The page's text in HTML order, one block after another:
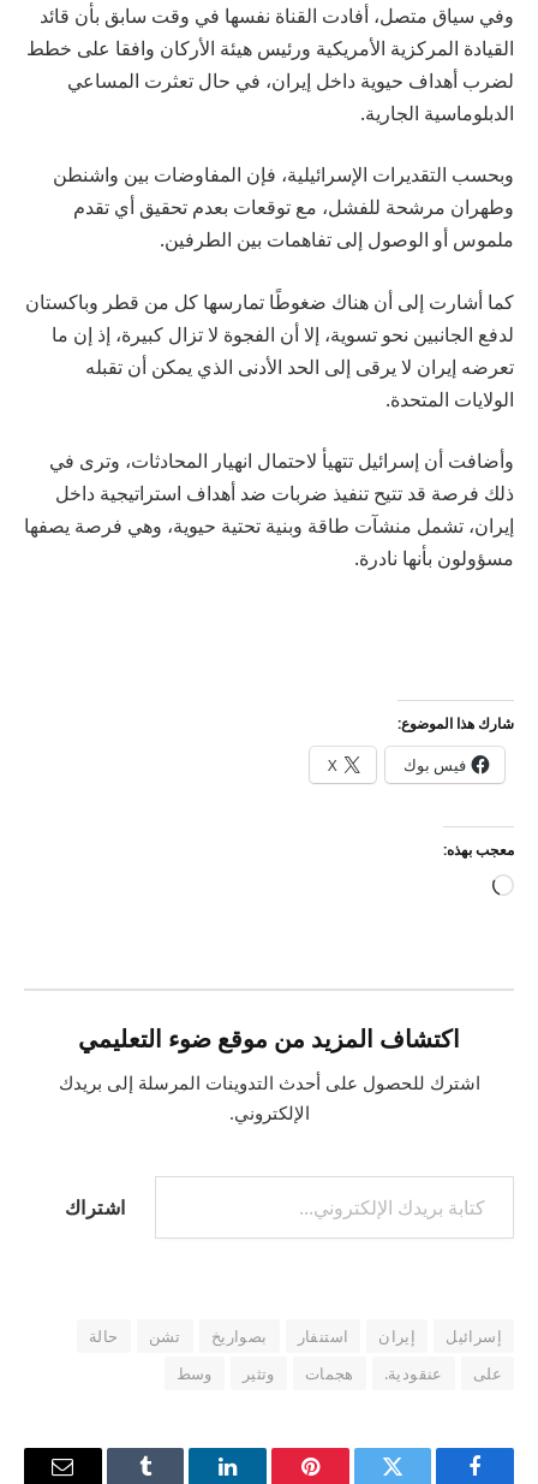
وفي سياق متصل، أفادت القناة نفسها في وقت سابق بأن قائد
القيادة المركزية الأمريكية ورئيس هيئة الأركان وافقا على خطط
لضرب أهداف حيوية داخل إيران، في حال تعثرت المساعي
الدبلوماسية الجارية.
وبحسب التقديرات الإسرائيلية، فإن المفاوضات بين واشنطن
وطهران مرشحة للفشل، مع توقعات بعدم تحقيق أي تقدم
ملموس أو الوصول إلى تفاهمات بين الطرفين.
كما أشارت إلى أن هناك ضغوطًا تمارسها كل من قطر وباكستان
لدفع الجانبين نحو تسوية، إلا أن الفجوة لا تزال كبيرة، إذ إن ما
تعرضه إيران لا يرقى إلى الحد الأدنى الذي يمكن أن تقبله
الولايات المتحدة.
وأضافت أن إسرائيل تتهيأ لاحتمال انهيار المحادثات، وترى في
ذلك فرصة قد تتيح تنفيذ ضربات ضد أهداف استراتيجية داخل
إيران، تشمل منشآت طاقة وبنية تحتية حيوية، وهي فرصة يصفها
مسؤولون بأنها نادرة.
شارك هذا الموضوع:
فيس بوك X
معجب بهذه:
جاري
اكتشاف المزيد من موقع ضوء التعليمي
اشترك للحصول على أحدث التدوينات المرسلة إلى بريدك
الإلكتروني.
كتابة بريدك الإلكتروني...
اشتراك
إسرائيل إيران استنفار بصواريخ تشن
حالة
على
عنقودية. هجمات وتثير وسط